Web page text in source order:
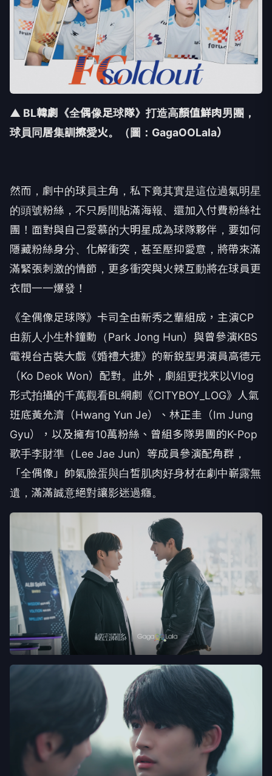
▲ BL韓劇《全偶像足球隊》打造高顏值鮮肉男團，
球員同居集訓擦愛火。
（圖：GagaOOLala）
然而，劇中的球員主角， 私下竟其實是這位過氣明星
的頭號粉絲，不只房間貼滿海報、 還加入付費粉絲社
團！面對與自己愛慕的大明星成為球隊夥伴， 要如何
隱藏粉絲身分、化解衝突，甚至壓抑愛意， 將帶來滿
滿緊張刺激的情節， 更多衝突與火辣互動將在球員更
衣間一一爆發！
《全偶像足球隊》卡司全由新秀之輩組成， 主演CP
由新人小生朴鐘勳（Park Jong Hun）與曾參演KBS
電視台古裝大戲《婚禮大捷》 的新銳型男演員高德元
（Ko Deok Won）配對。此外， 劇組更找來以Vlog
形式拍攝的千萬觀看BL網劇《CITYBOY_LOG》人氣
班底黃允濟（Hwang Yun Je）、林正圭（Im Jung
Gyu），以及擁有10萬粉絲、曾組多隊男團的K-Pop
歌手李財準（Lee Jae Jun）等成員參演配角群，
「全偶像」 帥氣臉蛋與白皙肌肉好身材在劇中嶄露無
遺， 滿滿誠意絕對讓影迷過癮。